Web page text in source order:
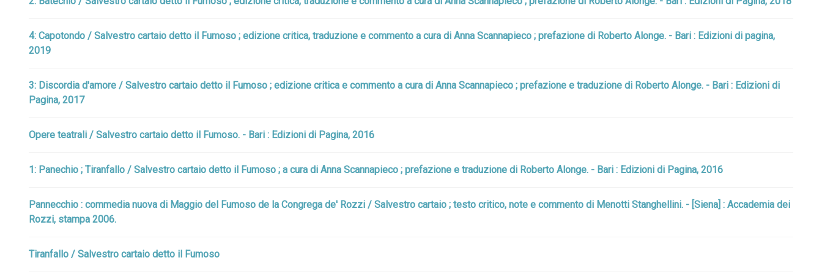
4: Capotondo / Salvestro cartaio detto il Fumoso ; edizione critica, traduzione e commento a cura di Anna Scannapieco ; prefazione di Roberto Alonge. - Bari : Edizioni di pagina,
2019
3: Discordia d'amore / Salvestro cartaio detto il Fumoso ; edizione critica e commento a cura di Anna Scannapieco ; prefazione e traduzione di Roberto Alonge. - Bari : Edizioni di
Pagina, 2017
Opere teatrali / Salvestro cartaio detto il Fumoso. - Bari : Edizioni di Pagina, 2016
1: Panechio ; Tiranfallo / Salvestro cartaio detto il Fumoso ; a cura di Anna Scannapieco ; prefazione e traduzione di Roberto Alonge. - Bari : Edizioni di Pagina, 2016
Pannecchio : commedia nuova di Maggio del Fumoso de la Congrega de' Rozzi / Salvestro cartaio ; testo critico, note e commento di Menotti Stanghellini. - [Siena] : Accademia dei
Rozzi, stampa 2006.
Tiranfallo / Salvestro cartaio detto il Fumoso